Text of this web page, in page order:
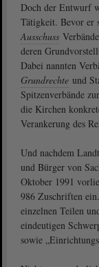
Doch der Entwurf
Tätigkeit. Bevor er
Ausschuss
deren
Dabei nannten
Grundrechte und
Spitzenverbände
die Kirchen
Verankerung des
Und nachdem
und Bürger von
Oktober 1991
986 Zuschriften
einzelnen Teilen
eindeutigen
sowie